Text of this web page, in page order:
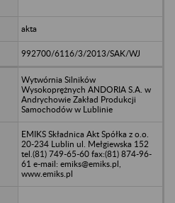
akta
992700/6116/3/2013/SAK/WJ
Wytwórnia Silników
Wysokoprężnych ANDORIA S.A. w
Andrychowie Zakład Produkcji
Samochodów w Lublinie
EMIKS Składnica Akt Spółka z o.o.
20-234 Lublin ul. Mełgiewska 152
tel.(81) 749-65-60 fax:(81) 874-96-
61 e-mail: emiks@emiks.pl,
www.emiks.pl